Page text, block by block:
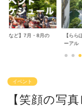
場など】7月・8月の
【らら
ーアル
イベント
【笑顔の写